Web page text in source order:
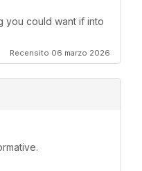
you could want if into
Recensito 06 marzo 2026